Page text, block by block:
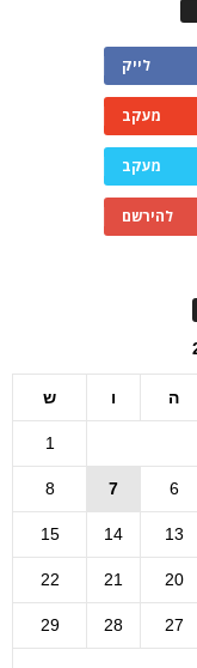
לייק
מעקב
מעקב
להירשם
ה ו ש
1
6
7
8
13
14
15
20
21
22
27
28
29